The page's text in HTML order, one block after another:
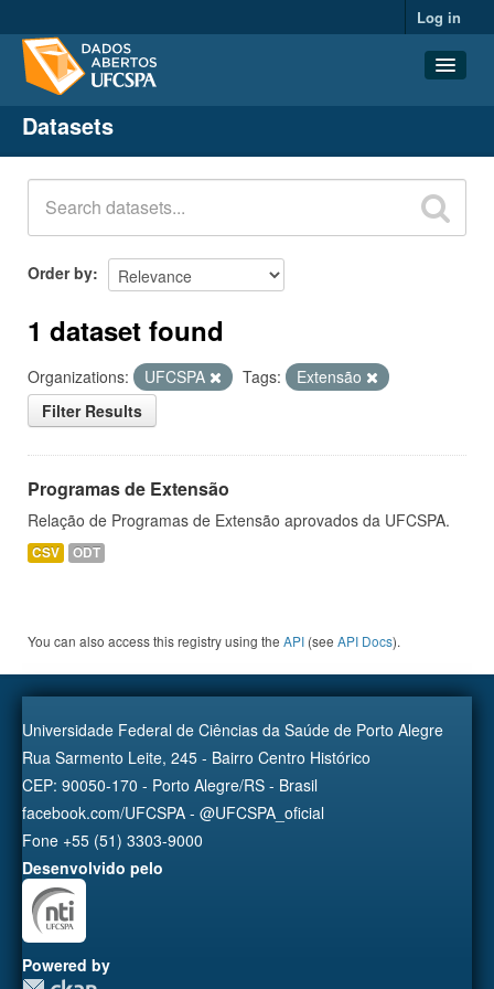
Log in
Datasets
Organizations
Groups
About
Datasets
Order by
1 dataset found
Organizations: UFCSPA Tags:
Extensão
Filter Results
Programas de Extensão
Relação de Programas de Extensão aprovados da UFCSPA.
CSV ODT
You can also access this registry using the API (see API Docs).
Universidade Federal de Ciências da Saúde de Porto Alegre
Rua Sarmento Leite, 245 - Bairro Centro Histórico
CEP: 90050-170 - Porto Alegre/RS - Brasil
facebook.com/UFCSPA - @UFCSPA_oficial
Fone +55 (51) 3303-9000
Desenvolvido pelo
Powered by